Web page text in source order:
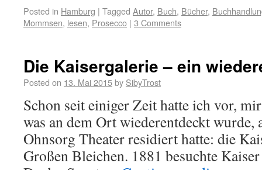
Posted in Hamburg | Tagged Autor, Buch, Bücher,
Mommsen, lesen, Prosecco | 3 Comments
Die Kaisergalerie – ein
Posted on 13. Mai 2015by SibyTrost
Schon seit einiger Zeit hatte ich vor,
was an dem Ort wiederentdeckt wurde,
Ohnsorg Theater residiert hatte: die
Großen Bleichen. 1881 besuchte